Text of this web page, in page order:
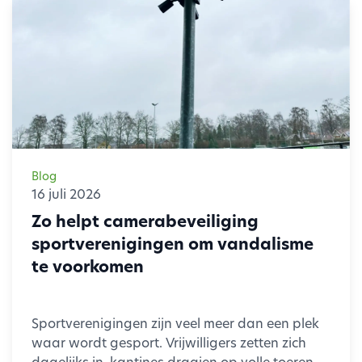
Twijfel je welke beveiligingsoplossing het beste
past bij jouw situatie? De specialisten van AST
Projecten adviseren je graag over de
mogelijkheden. Of je nu kiest voor een GPS-
tracker met of zonder peilzender, samen zorgen
we ervoor dat jij met een gerust gevoel op
vakantie kunt gaan
Blog
16 juli 2026
Zo helpt camerabeveiliging
sportverenigingen om vandalisme
te voorkomen
Sportverenigingen zijn veel meer dan een plek
waar wordt gesport. Vrijwilligers zetten zich